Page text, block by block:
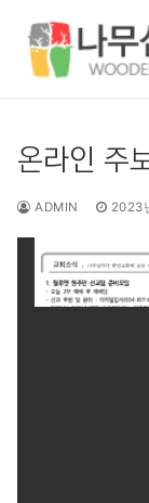
온라인 주
ADMIN 2023